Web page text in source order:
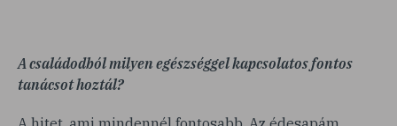
A családodból milyen egészséggel kapcsolatos fontos
tanácsot hoztál?